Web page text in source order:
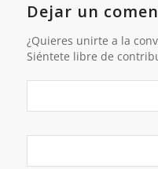
Dejar un
¿Quieres unirte a la
Siéntete libre de